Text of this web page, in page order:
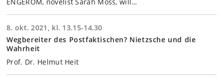
8. okt. 2021, kl. 13.15-14.30
Wegbereiter des Postfaktischen? Nietzsche und die
Wahrheit
Prof. Dr. Helmut Heit